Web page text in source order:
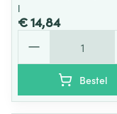
l
€ 14,84
Bestel